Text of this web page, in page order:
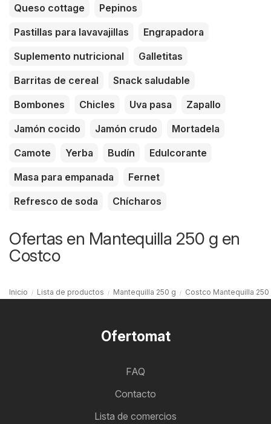
Queso cottage
Pepinos
Pastillas para lavavajillas
Engrapadora
Suplemento nutricional
Galletitas
Barritas de cereal
Snack saludable
Bombones
Chicles Uva pasa
Zapallo
Jamón cocido
Jamón crudo
Mortadela
Camote
Yerba Budín
Edulcorante
Masa para empanada
Fernet
Refresco de soda
Chícharos
Ofertas en Mantequilla 250 g en
Costco
Inicio Lista de productos Mantequilla 250 g Costco Mantequilla 250
Ofertomat
FAQ
Contacto
Lista de comercios